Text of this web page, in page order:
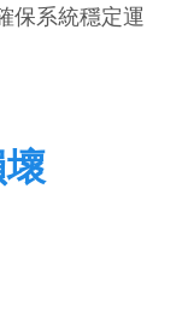
保系統穩定運